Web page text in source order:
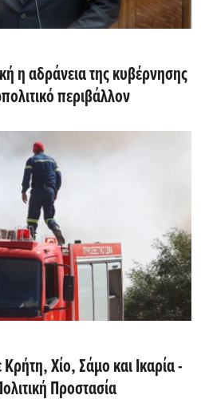
η αδράνεια της κυβέρνησης
περιβάλλον
Χίο, Σάμο και Ικαρία -
Προστασία